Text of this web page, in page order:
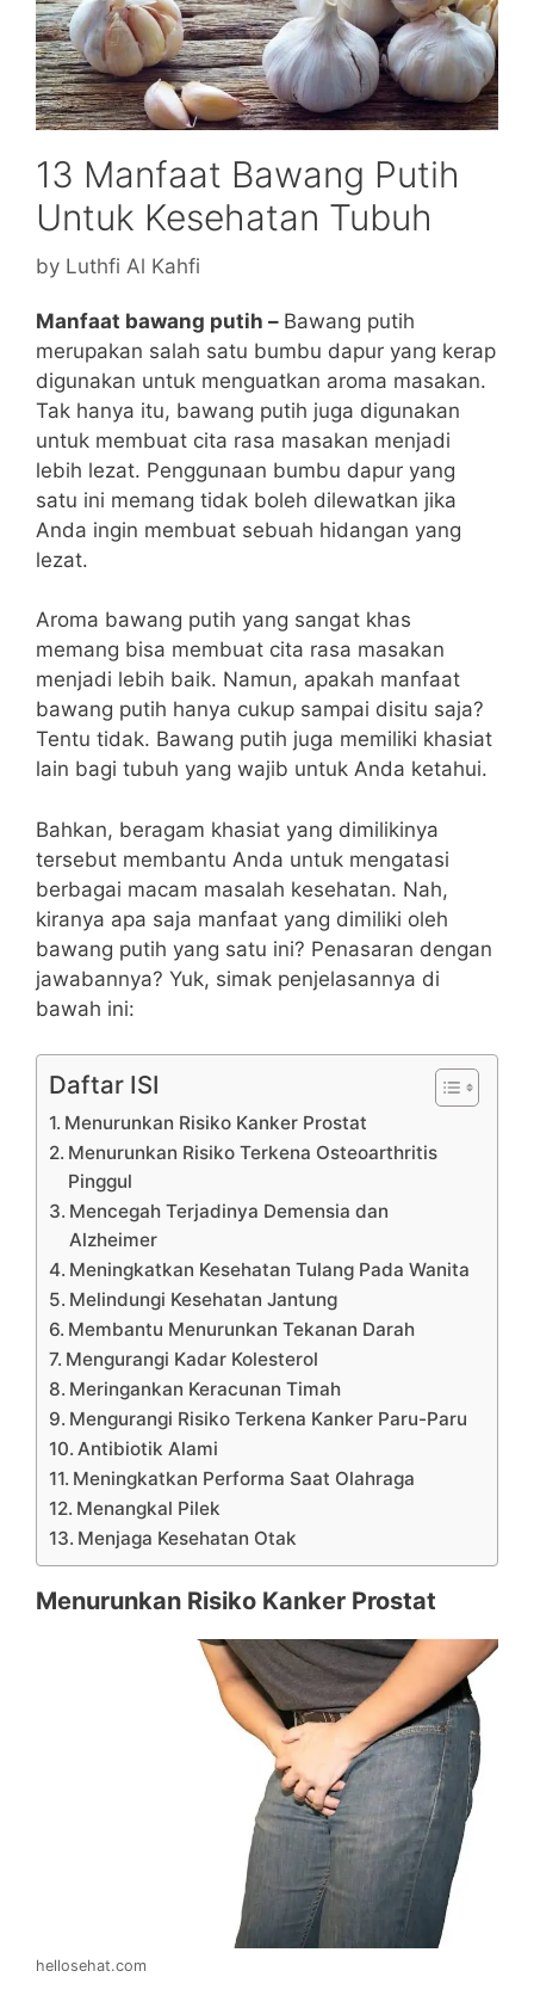
13 Manfaat Bawang Putih
Untuk Kesehatan Tubuh
by Luthfi Al Kahfi
Manfaat bawang putih – Bawang putih
merupakan salah satu bumbu dapur yang kerap
digunakan untuk menguatkan aroma masakan.
Tak hanya itu, bawang putih juga digunakan
untuk membuat cita rasa masakan menjadi
lebih lezat. Penggunaan bumbu dapur yang
satu ini memang tidak boleh dilewatkan jika
Anda ingin membuat sebuah hidangan yang
lezat.
Aroma bawang putih yang sangat khas
memang bisa membuat cita rasa masakan
menjadi lebih baik. Namun, apakah manfaat
bawang putih hanya cukup sampai disitu saja?
Tentu tidak. Bawang putih juga memiliki khasiat
lain bagi tubuh yang wajib untuk Anda ketahui.
Bahkan, beragam khasiat yang dimilikinya
tersebut membantu Anda untuk mengatasi
berbagai macam masalah kesehatan. Nah,
kiranya apa saja manfaat yang dimiliki oleh
bawang putih yang satu ini? Penasaran dengan
jawabannya? Yuk, simak penjelasannya di
bawah ini:
Daftar ISI
Menurunkan Risiko Kanker Prostat
Menurunkan Risiko Terkena Osteoarthritis
Pinggul
Mencegah Terjadinya Demensia dan
Alzheimer
Meningkatkan Kesehatan Tulang Pada Wanita
Melindungi Kesehatan Jantung
Membantu Menurunkan Tekanan Darah
Mengurangi Kadar Kolesterol
Meringankan Keracunan Timah
Mengurangi Risiko Terkena Kanker Paru-Paru
Antibiotik Alami
Meningkatkan Performa Saat Olahraga
Menangkal Pilek
Menjaga Kesehatan Otak
Menurunkan Risiko Kanker Prostat
hellosehat.com